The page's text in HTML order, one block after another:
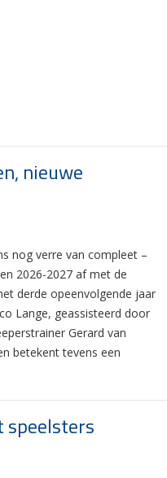
nieuwe
nog verre van compleet –
2026-2027 af met de
derde opeenvolgende jaar
Lange, geassisteerd door
Gerard van
betekent tevens een
speelsters